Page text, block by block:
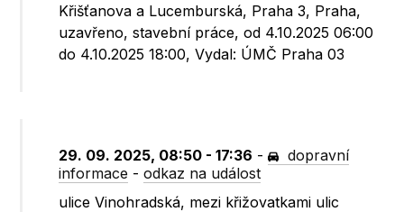
Křišťanova a Lucemburská, Praha 3, Praha,
uzavřeno, stavební práce, od 4.10.2025 06:00
do 4.10.2025 18:00, Vydal: ÚMČ Praha 03
29. 09. 2025, 08:50 - 17:36 -
dopravní
informace -odkaz na událost
ulice Vinohradská, mezi křižovatkami ulic